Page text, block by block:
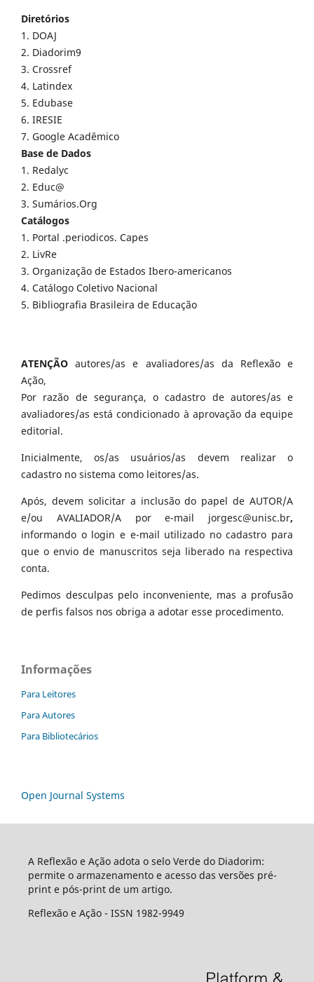
Diretórios
1. DOAJ
2. Diadorim9
3. Crossref
4. Latindex
5. Edubase
6. IRESIE
7. Google Acadêmico
Base de Dados
1. Redalyc
2. Educ@
3. Sumários.Org
Catálogos
1. Portal .periodicos. Capes
2. LivRe
3. Organização de Estados Ibero-americanos
4. Catálogo Coletivo Nacional
5. Bibliografia Brasileira de Educação
ATENÇÃO autores/as e avaliadores/as da Reflexão e
Ação,
Por razão de segurança, o cadastro de autores/as e
avaliadores/as está condicionado à aprovação da equipe
editorial.
Inicialmente, os/as usuários/as devem realizar o
cadastro no sistema como leitores/as.
Após, devem solicitar a inclusão do papel de AUTOR/A
e/ou AVALIADOR/A por e-mail jorgesc@unisc.br,
informando o login e e-mail utilizado no cadastro para
que o envio de manuscritos seja liberado na respectiva
conta.
Pedimos desculpas pelo inconveniente, mas a profusão
de perfis falsos nos obriga a adotar esse procedimento.
Informações
Para Leitores
Para Autores
Para Bibliotecários
Open Journal Systems
A Reflexão e Ação adota o selo Verde do Diadorim:
permite o armazenamento e acesso das versões pré-
print e pós-print de um artigo.
Reflexão e Ação - ISSN 1982-9949